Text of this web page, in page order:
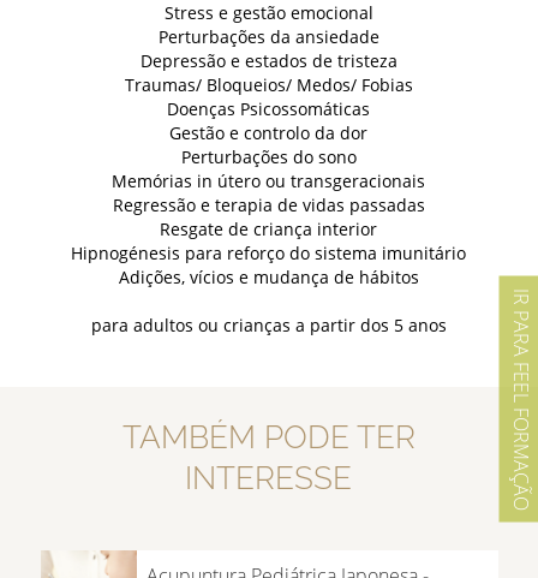
IR PARA FEEL FORMAÇÃO
Stress e gestão emocional
Perturbações da ansiedade
Depressão e estados de tristeza
Traumas/ Bloqueios/ Medos/ Fobias
Doenças Psicossomáticas
Gestão e controlo da dor
Perturbações do sono
Memórias in útero ou transgeracionais
Regressão e terapia de vidas passadas
Resgate de criança interior
Hipnogénesis para reforço do sistema imunitário
Adições, vícios e mudança de hábitos
para adultos ou crianças a partir dos 5 anos
TAMBÉM PODE TER
INTERESSE